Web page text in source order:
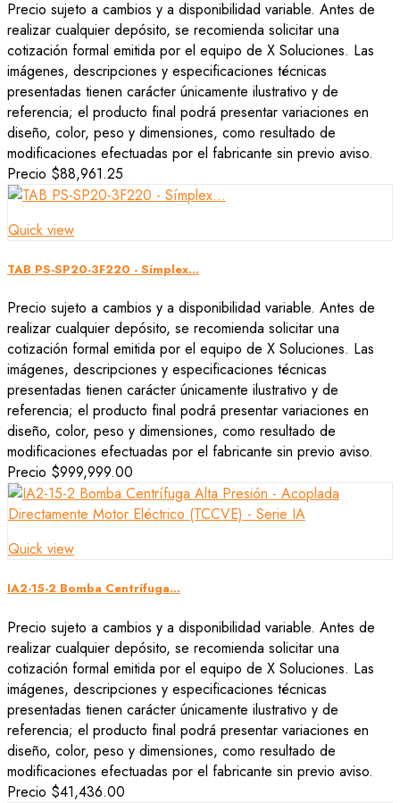
Precio sujeto a cambios y a disponibilidad variable. Antes de
realizar cualquier depósito, se recomienda solicitar una
cotización formal emitida por el equipo de X Soluciones. Las
imágenes, descripciones y especificaciones técnicas
presentadas tienen carácter únicamente ilustrativo y de
referencia; el producto final podrá presentar variaciones en
diseño, color, peso y dimensiones, como resultado de
modificaciones efectuadas por el fabricante sin previo aviso.
Precio $88,961.25
Quick view
TAB PS-SP20-3F220 - Símplex...
Precio sujeto a cambios y a disponibilidad variable. Antes de
realizar cualquier depósito, se recomienda solicitar una
cotización formal emitida por el equipo de X Soluciones. Las
imágenes, descripciones y especificaciones técnicas
presentadas tienen carácter únicamente ilustrativo y de
referencia; el producto final podrá presentar variaciones en
diseño, color, peso y dimensiones, como resultado de
modificaciones efectuadas por el fabricante sin previo aviso.
Precio $999,999.00
Quick view
IA2-15-2 Bomba Centrífuga...
Precio sujeto a cambios y a disponibilidad variable. Antes de
realizar cualquier depósito, se recomienda solicitar una
cotización formal emitida por el equipo de X Soluciones. Las
imágenes, descripciones y especificaciones técnicas
presentadas tienen carácter únicamente ilustrativo y de
referencia; el producto final podrá presentar variaciones en
diseño, color, peso y dimensiones, como resultado de
modificaciones efectuadas por el fabricante sin previo aviso.
Precio $41,436.00